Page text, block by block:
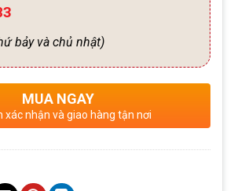
bảy và chủ nhật)
MUA NGAY
xác nhận và giao hàng tận nơi